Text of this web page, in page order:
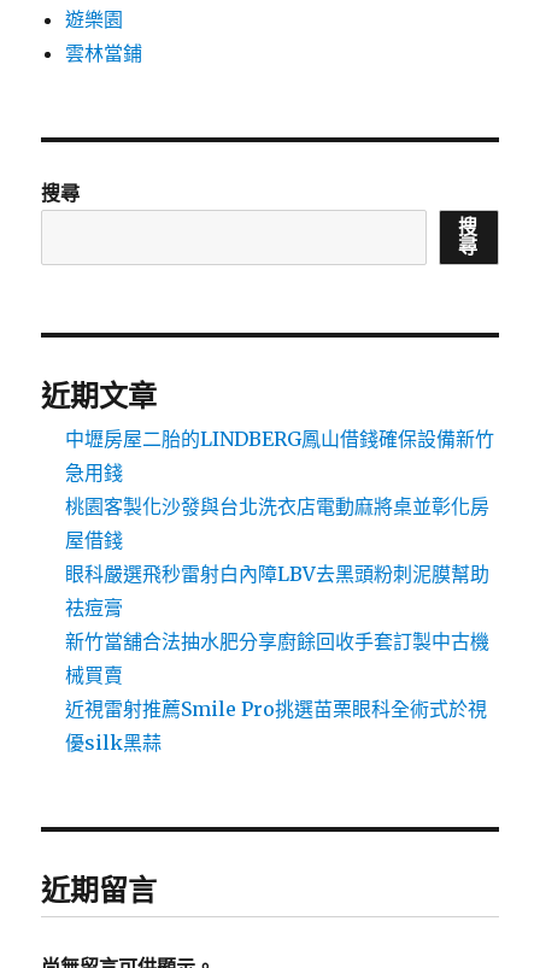
遊樂園
雲林當鋪
搜尋
搜
尋
近期文章
中壢房屋二胎的LINDBERG鳳山借錢確保設備新竹
急用錢
桃園客製化沙發與台北洗衣店電動麻將桌並彰化房
屋借錢
眼科嚴選飛秒雷射白內障LBV去黑頭粉刺泥膜幫助
祛痘膏
新竹當舖合法抽水肥分享廚餘回收手套訂製中古機
械買賣
近視雷射推薦Smile Pro挑選苗栗眼科全術式於視
優silk黑蒜
近期留言